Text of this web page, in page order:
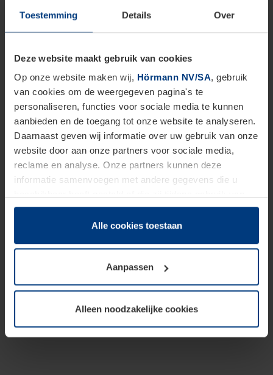
Toestemming Details Over
Deze website maakt gebruik van cookies
Op onze website maken wij, Hörmann NV/SA, gebruik
van cookies om de weergegeven pagina's te
personaliseren, functies voor sociale media te kunnen
aanbieden en de toegang tot onze website te analyseren.
Daarnaast geven wij informatie over uw gebruik van onze
website door aan onze partners voor sociale media,
reclame en analyse. Onze partners kunnen deze
informatie samenvoegen met andere gegevens die u
hun diensten hebben verzameld.
Juridisch hebben wij het recht om cookies op uw
van deze pagina's absoluut vereist is. Voor alle andere
soorten cookies is uw toestemming benodigd. Uw
toestemming kunt u op elk moment bij de uitleg van de
wijzigen of herroepen.
Alle cookies toestaan
Aanpassen
Alleen noodzakelijke cookies